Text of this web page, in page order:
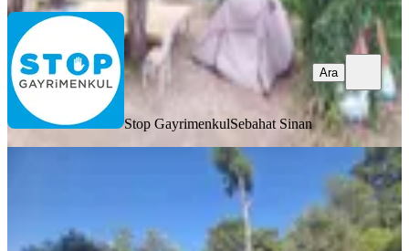
Stop GayrimenkulSebahat Sinan
Ara
Fırsat ! Göcek'e 6 Km 1 Dönüm Çit
Çevrili Arazi Ve 2 Konteyner
Fethiye, Gökçeovacık Mahallesi